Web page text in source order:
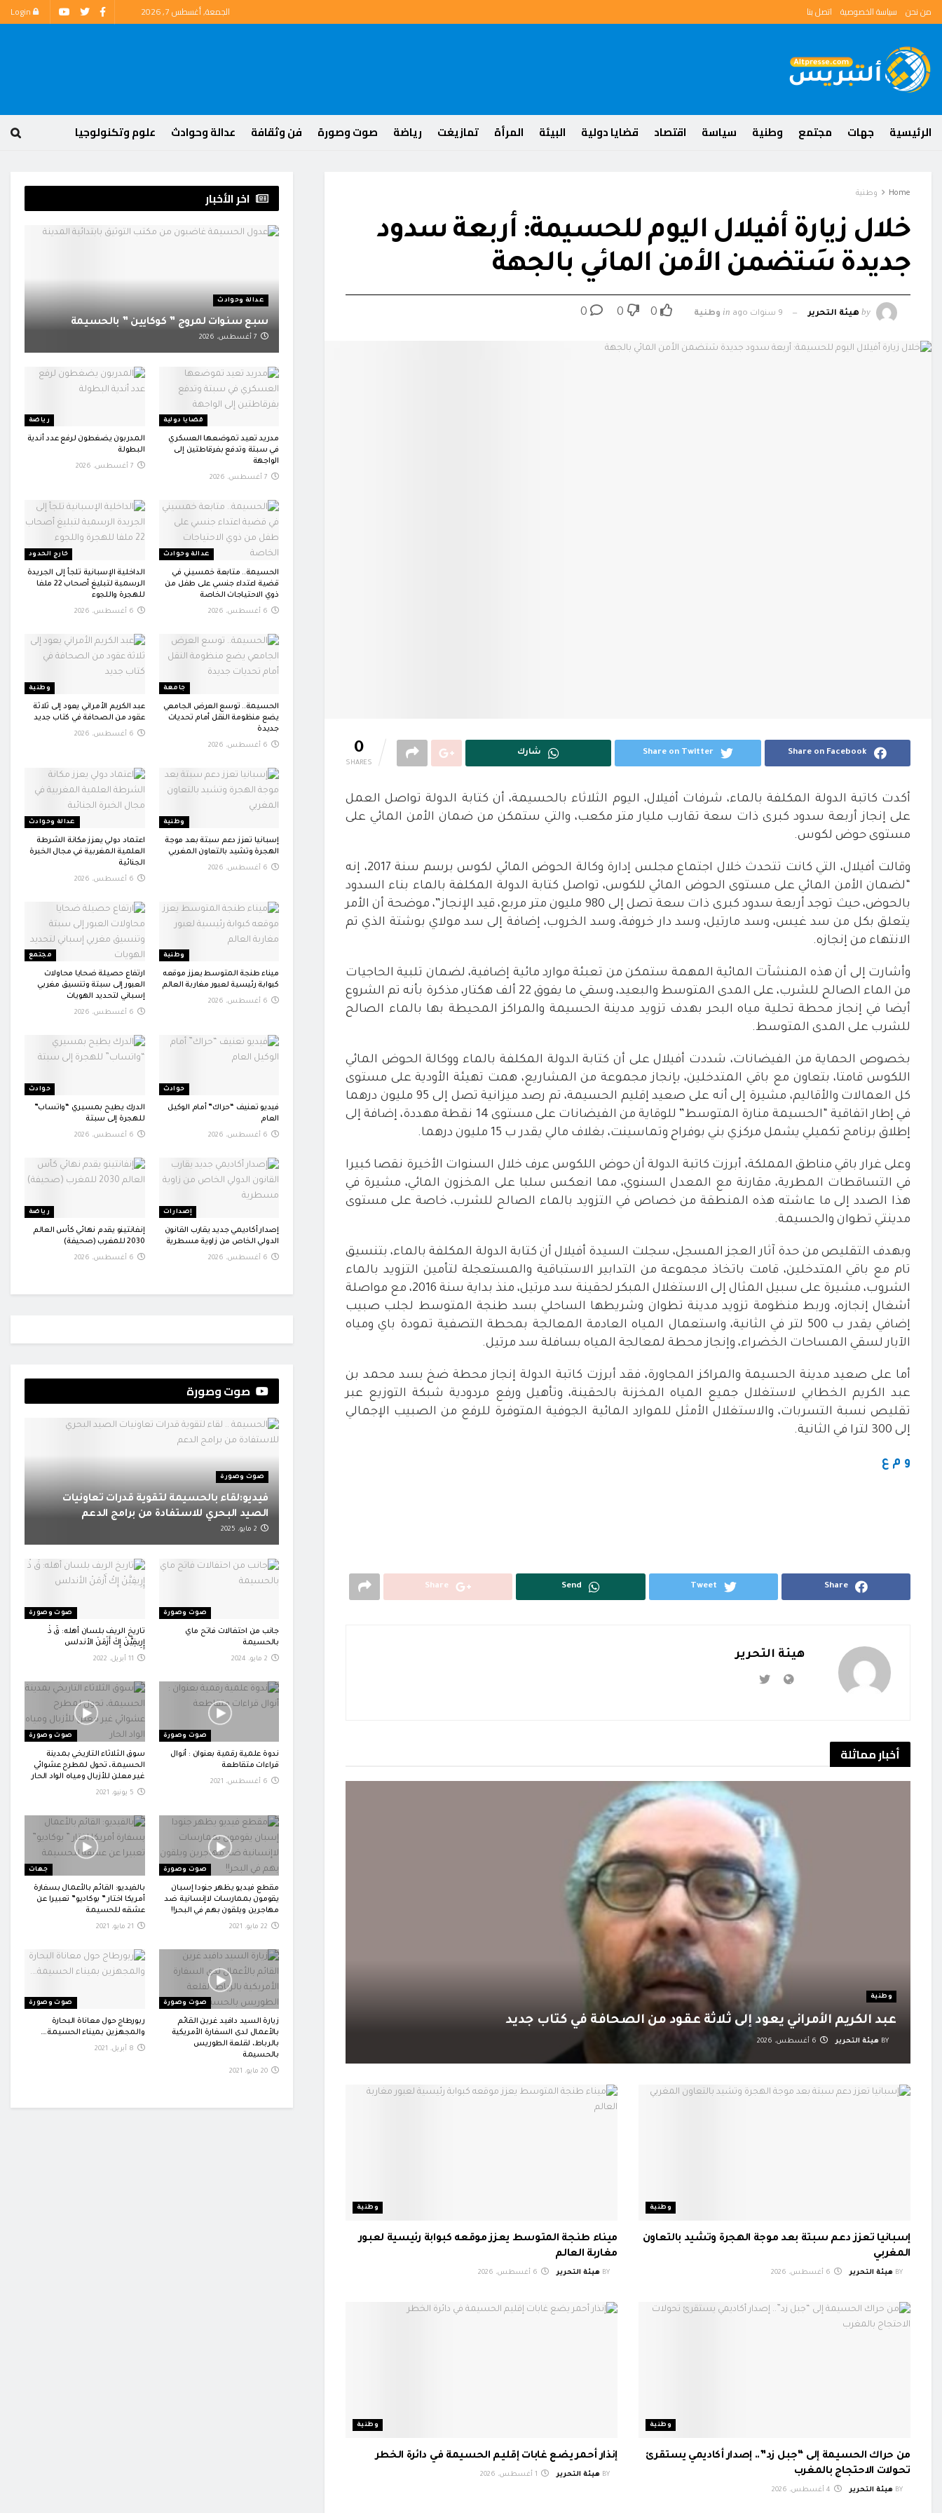
من نحن سياسة الخصوصية اتصل بنا الجمعة, أغسطس 7, 2026
الرئيسية جهات مجتمع وطنية سياسة اقتصاد قضايا دولية البيئة المرأة تمازيغت رياضة صوت وصورة فن وثقافة عدالة وحوادث علوم وتكنولوجيا
Home وطنية
خلال زيارة أفيلال اليوم للحسيمة: أربعة سدود
جديدة سَتضمن الأمن المائي بالجهة
by هيئة التحرير 9 سنوات ago in وطنية 0
0
0
SHARES
Share on Facebook
Share on Twitter شارك
أكدت كاتبة الدولة المكلفة بالماء، شرفات أفيلال، اليوم الثلاثاء بالحسيمة، أن كتابة الدولة تواصل العمل
على إنجاز أربعة سدود كبرى ذات سعة تقارب مليار متر مكعب، والتي ستمكن من ضمان الأمن المائي على
مستوى حوض لكوس.
وقالت أفيلال، التي كانت تتحدث خلال اجتماع مجلس إدارة وكالة الحوض المائي لكوس برسم سنة 2017، إنه
“لضمان الأمن المائي على مستوى الحوض المائي للكوس، تواصل كتابة الدولة المكلفة بالماء بناء السدود
بالحوض، حيث توجد أربعة سدود كبرى ذات سعة تصل إلى 980 مليون متر مربع، قيد الإنجاز
”، موضحة أن الأمر
يتعلق بكل من سد غيس، وسد مارتيل، وسد دار خروفة، وسد الخروب، إضافة إلى سد مولاي بوشتة الذي تم
الانتهاء من إنجازه.
وأشارت إلى أن هذه المنشآت المائية المهمة ستمكن من تعبئة موارد مائية إضافية، لضمان تلبية الحاجيات
من الماء الصالح للشرب، على المدى المتوسط والبعيد، وسقي ما يفوق 22 ألف هكتار، مذكرة بأنه تم الشروع
أيضا في إنجاز محطة تحلية مياه البحر بهدف تزويد مدينة الحسيمة والمراكز المحيطة بها بالماء الصالح
للشرب على المدى المتوسط.
بخصوص الحماية من الفيضانات، شددت أفيلال على أن كتابة الدولة المكلفة بالماء ووكالة الحوض المائي
اللكوس قامتا، بتعاون مع باقي المتدخلين، بإنجاز مجموعة من المشاريع، همت تهيئة الأودية على مستوى
كل العمالات والأقاليم، مشيرة إلى أنه على صعيد إقليم الحسيمة، تم رصد ميزانية تصل إلى 95 مليون درهما
في إطار اتفاقية “الحسيمة منارة المتوسط” للوقاية من الفيضانات على مستوى 14 نقطة مهددة، إضافة إلى
إطلاق برنامج تكميلي يشمل مركزي بني بوفراح وتماسينت، بغلاف مالي يقدر ب 15 مليون درهما
.
وعلى غرار باقي مناطق المملكة، أبرزت كاتبة الدولة أن حوض اللكوس عرف خلال السنوات الأخيرة نقصا كبيرا
في التساقطات المطرية، مقارنة مع المعدل السنوي، مما انعكس سلبا على المخزون المائي، مشيرة في
هذا الصدد إلى ما عاشته هذه المنطقة من خصاص في التزويد بالماء الصالح للشرب، خاصة على مستوى
مدينتي تطوان والحسيمة.
وبهدف التقليص من حدة آثار العجز المسجل، سجلت السيدة أفيلال أن كتابة الدولة المكلفة بالماء، بتنسيق
تام مع باقي المتدخلين، قامت باتخاذ مجموعة من التدابير الاستباقية والمستعجلة لتأمين التزويد بالماء
الشروب، مشيرة على سبيل المثال إلى الاستغلال المبكر لحقينة سد مرتيل، منذ بداية سنة 2016، مع مواصلة
أشغال إنجازه، وربط منظومة تزويد مدينة تطوان وشريطها الساحلي بسد طنجة المتوسط لجلب صبيب
إضافي يقدر ب 500 لتر في الثانية، واستعمال المياه العادمة المعالجة بمحطة التصفية تمودة باي ومياه
الآبار لسقي المساحات الخضراء، وإنجاز محطة لمعالجة المياه بسافلة سد مرتيل.
أما على صعيد مدينة الحسيمة والمراكز المجاورة، فقد أبرزت كاتبة الدولة إنجاز محطة ضخ بسد محمد بن
عبد الكريم الخطابي لاستغلال جميع المياه المخزنة بالحقينة، وتأهيل ورفع مردودية شبكة التوزيع عبر
تقليص نسبة التسربات، والاستغلال الأمثل للموارد المائية الجوفية المتوفرة للرفع من الصبيب الإجمالي
إلى 300 لترا في الثانية
.
و م ع
Share
Tweet
Send
Share
هيئة التحرير
أخبارمماثلة
وطنية
عبد الكريم الأمراني يعود إلى ثلاثة عقود من الصحافة في كتاب جديد
BY هيئة التحرير
وطنية
إسبانيا تعزز دعم سبتة بعد موجة الهجرة وتشيد بالتعاون
المغربي
BY هيئة التحرير
وطنية
ميناء طنجة المتوسط يعزز موقعه كبوابة رئيسية لعبور
مغاربة العالم
BY هيئة التحرير
وطنية
من حراك الحسيمة إلى “جبل زد”.. إصدار أكاديمي يستقرئ
تحولات الاحتجاج بالمغرب
BY هيئة التحرير
وطنية
إنذار أحمر يضع غابات إقليم الحسيمة في دائرة الخطر
BY هيئة التحرير
اخر الأخبار
عدالة وحوادث
سبع سنوات لمروج ” كوكايين ” بالحسيمة
قضايا دولية
مدريد تعيد تموضعها العسكري
في سبتة وتدفع بفرقاطتين إلى
الواجهة
رياضة
المدربون يضغطون لرفع عدد أندية
البطولة
عدالة وحوادث
الحسيمة.. متابعة خمسيني في
قضية اعتداء جنسي على طفل من
ذوي الاحتياجات الخاصة
خارج الحدود
الداخلية الإسبانية تلجأ إلى الجريدة
الرسمية لتبليغ أصحاب 22 ملفا
للهجرة واللجوء
جامعة
الحسيمة.. توسع العرض الجامعي
يضع منظومة النقل أمام تحديات
جديدة
وطنية
عبد الكريم الأمراني يعود إلى ثلاثة
عقود من الصحافة في كتاب جديد
وطنية
إسبانيا تعزز دعم سبتة بعد موجة
الهجرة وتشيد بالتعاون المغربي
عدالة وحوادث
اعتماد دولي يعزز مكانة الشرطة
العلمية المغربية في مجال الخبرة
الجنائية
وطنية
ميناء طنجة المتوسط يعزز موقعه
كبوابة رئيسية لعبور مغاربة العالم
مجتمع
ارتفاع حصيلة ضحايا محاولات
العبور إلى سبتة وتنسيق مغربي
إسباني لتحديد الهويات
حوادث
فيديو تعنيف “حراك” أمام الوكيل
العام
حوادث
الدرك يطيح بمسيري “واتساب”
للهجرة إلى سبتة
إصدارات
إصدار أكاديمي جديد يقارب القانون
الدولي الخاص من زاوية مسطرية
رياضة
إنفانتينو يقدم نهائي كأس العالم
2030 للمغرب (صحيفة)
صوت وصورة
صوت وصورة
فيديو:لقاء بالحسيمة لتقوية قدرات تعاونيات
الصيد البحري للاستفادة من برامج الدعم
صوت وصورة
جانب من احتفالات فاتح ماي
بالحسيمة
صوت وصورة
تاريخ الريف بلسان أهله: قَ ذْ
إِِرِيفِيَّنْ إِكْ أَزْمَنْ الأندلس
صوت وصورة
ندوة علمية رقمية بعنوان : أنوال
قراءات متقاطعة
صوت وصورة
سوق الثلاثاء التاريخي بمدينة
الحسيمة، تحول لمطرح عشوائي
غير معلن للأزبال ومياه الواد الحار
صوت وصورة
مقطع فيديو يظهر جنودا إسبان
يقومون بممارسات لاإنسانية ضد
مهاجرين ويلقون بهم في البحر!!
جهات
بالفيديو: القائم بالأعمال بسفارة
أمريكا اختار ” بوكاديو” تعبيرا عن
عشقه للحسيمة
صوت وصورة
زيارة السيد دافيد غرين القائم
بالأعمال لدى السفارة الأمريكية
بالرباط، لقلعة الطوريس
بالحسيمة
صوت وصورة
ربورطاج حول معاناة البحارة
والمجهزين بميناء الحسيمة….